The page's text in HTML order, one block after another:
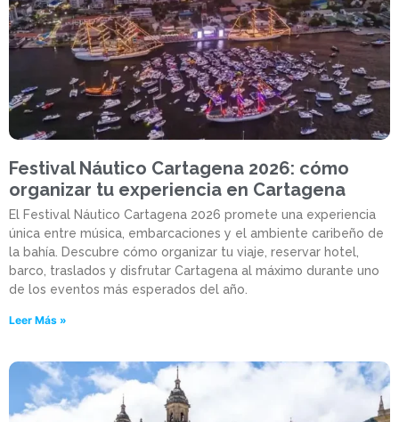
Festival Náutico Cartagena 2026: cómo
organizar tu experiencia en Cartagena
El Festival Náutico Cartagena 2026 promete una experiencia
única entre música, embarcaciones y el ambiente caribeño de
la bahía. Descubre cómo organizar tu viaje, reservar hotel,
barco, traslados y disfrutar Cartagena al máximo durante uno
de los eventos más esperados del año.
Leer Más »